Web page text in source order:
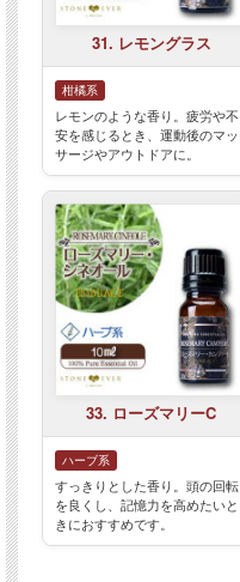
31. レモングラス
柑橘系
レモンのような香り。疲労や不
安を感じるとき、運動後のマッ
サージやアウトドアに。
33. ローズマリーC
ハーブ系
すっきりとした香り。頭の回転
を良くし、記憶力を高めたいと
きにおすすめです。